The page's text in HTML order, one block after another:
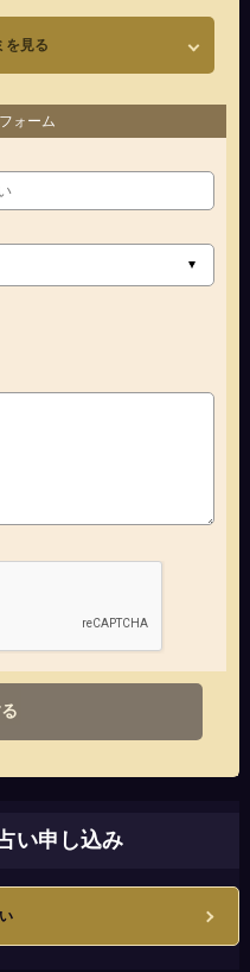
を見る
ォーム
い申し込み